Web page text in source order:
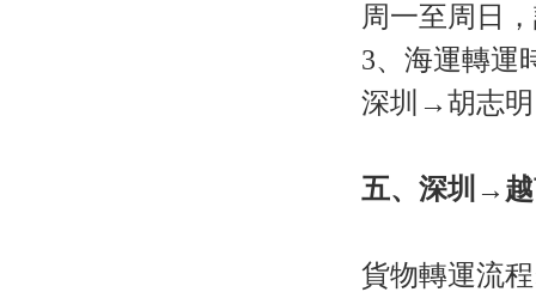
周一至周日，
3、海運轉運
深圳→胡志明
五、深圳→
貨物轉運流